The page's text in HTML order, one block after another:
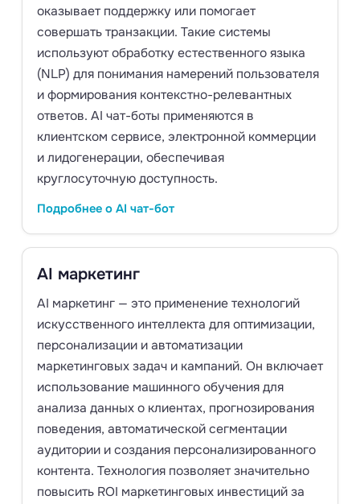
оказывает поддержку или помогает
совершать транзакции. Такие системы
используют обработку естественного языка
(NLP) для понимания намерений пользователя
и формирования контекстно-релевантных
ответов. AI чат-боты применяются в
клиентском сервисе, электронной коммерции
и лидогенерации, обеспечивая
круглосуточную доступность.
Подробнее о AI чат-бот
AI маркетинг
AI маркетинг — это применение технологий
искусственного интеллекта для оптимизации,
персонализации и автоматизации
маркетинговых задач и кампаний. Он включает
использование машинного обучения для
анализа данных о клиентах, прогнозирования
поведения, автоматической сегментации
аудитории и создания персонализированного
контента. Технология позволяет значительно
повысить ROI маркетинговых инвестиций за